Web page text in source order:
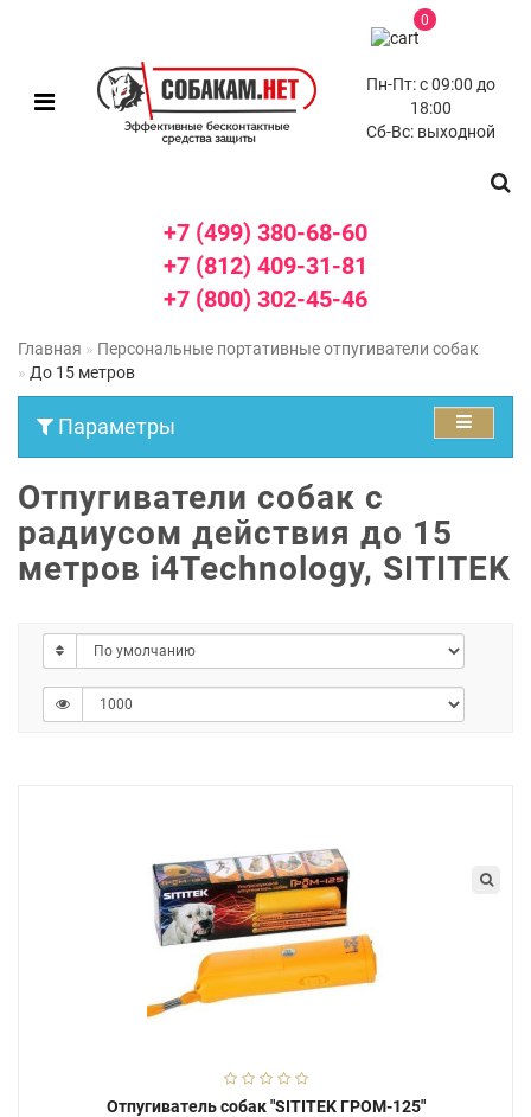
0
Пн-Пт: с 09:00 до
18:00
Сб-Вс: выходной
+7 (499) 380-68-60
+7 (812) 409-31-81
+7 (800) 302-45-46
Главная
Персональные портативные отпугиватели собак
До 15 метров
Параметры
Отпугиватели собак с
радиусом действия до 15
метров i4Technology, SITITEK
Отпугиватель собак "SITITEK ГРОМ-125"